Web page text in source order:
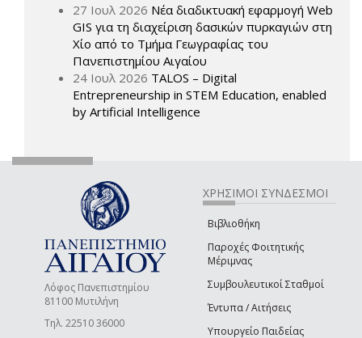
27 Ιουλ 2026 Νέα διαδικτυακή εφαρμογή Web
GIS για τη διαχείριση δασικών πυρκαγιών στη
Χίο από το Τμήμα Γεωγραφίας του
Πανεπιστημίου Αιγαίου
24 Ιουλ 2026 TALOS – Digital
Entrepreneurship in STEM Education, enabled
by Artificial Intelligence
Λόφος Πανεπιστημίου
81100 Μυτιλήνη
Τηλ. 22510 36000
ΧΡΗΣΙΜΟΙ ΣΥΝΔΕΣΜΟΙ
Βιβλιοθήκη
Παροχές Φοιτητικής
Μέριμνας
Συμβουλευτικοί Σταθμοί
Έντυπα / Αιτήσεις
Υπουργείο Παιδείας